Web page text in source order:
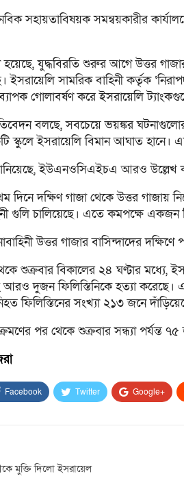
সহায়তাবিষয়ক সমন্বয়কারীর
হয়েছে, যুদ্ধবিরতি শুরুর আগে উত্তর
ইসরায়েলি সামরিক বাহিনী কর্তৃক
গোলাবর্ষণ করে ইসরায়েলি
বলছে, সবচেয়ে ভয়ঙ্কর
স্কুলে ইসরায়েলি বিমান আঘাত
ইউএনওসিএইচএ আরও উল্লেখ
দিনে দক্ষিণ গাজা থেকে উত্তর গাজায়
গুলি চালিয়েছে। এতে কমপক্ষে
উত্তর গাজার বাসিন্দাদের
শুক্রবার বিকালের ২৪ ঘণ্টার মধ্যে,
দুজন ফিলিস্তিনিকে হত্যা করেছে।
ফিলিস্তিনের সংখ্যা ২১৩ জনে
পর থেকে শুক্রবার সন্ধ্যা পর্যন্ত
Facebook Twitter Google+
মুক্তি দিলো ইসরায়েল